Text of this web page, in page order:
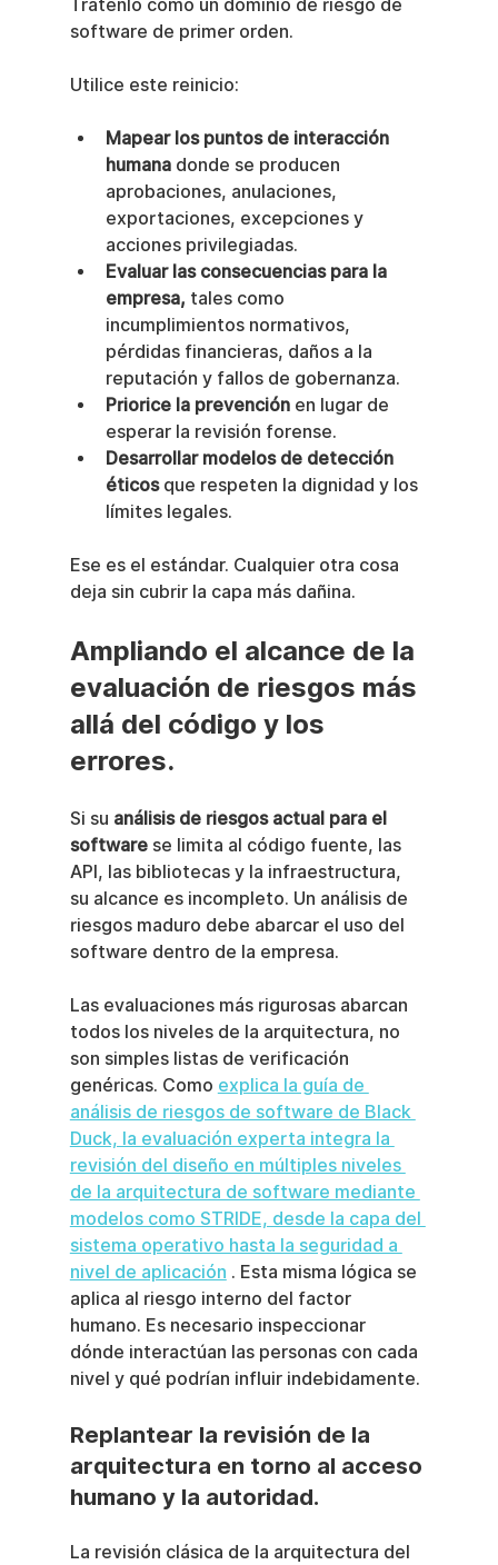
Trátenlo como un dominio de riesgo de
software de primer orden.
Utilice este reinicio:
Mapear los puntos de interacción
humana donde se producen
aprobaciones, anulaciones,
exportaciones, excepciones y
acciones privilegiadas.
Evaluar las consecuencias para la
empresa, tales como
incumplimientos normativos,
pérdidas financieras, daños a la
reputación y fallos de gobernanza.
Priorice la prevención en lugar de
esperar la revisión forense.
Desarrollar modelos de detección
éticos que respeten la dignidad y los
límites legales.
Ese es el estándar. Cualquier otra cosa
deja sin cubrir la capa más dañina.
Ampliando el alcance de la
evaluación de riesgos más
allá del código y los
errores.
Si su análisis de riesgos actual para el
software se limita al código fuente, las
API, las bibliotecas y la infraestructura,
su alcance es incompleto. Un análisis de
riesgos maduro debe abarcar el uso del
software dentro de la empresa.
Las evaluaciones más rigurosas abarcan
todos los niveles de la arquitectura, no
son simples listas de verificación
genéricas. Como explica la guía de
análisis de riesgos de software de Black
Duck, la evaluación experta integra la
revisión del diseño en múltiples niveles
de la arquitectura de software mediante
modelos como STRIDE, desde la capa del
sistema operativo hasta la seguridad a
nivel de aplicación . Esta misma lógica se
aplica al riesgo interno del factor
humano. Es necesario inspeccionar
dónde interactúan las personas con cada
nivel y qué podrían influir indebidamente.
Replantear la revisión de la
arquitectura en torno al acceso
humano y la autoridad.
La revisión clásica de la arquitectura del